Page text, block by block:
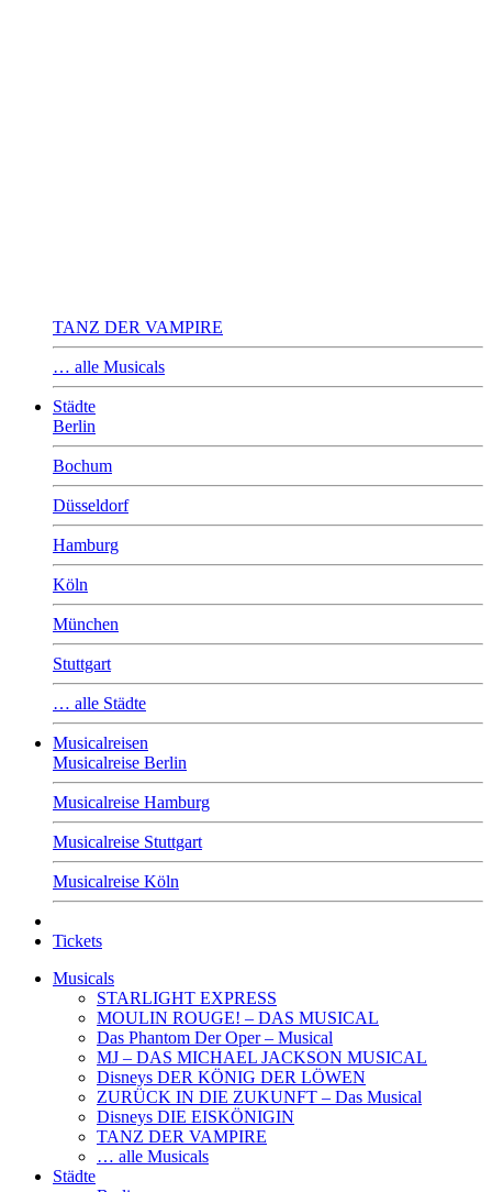
TANZ DER VAMPIRE
… alle Musicals
Städte
Berlin
Bochum
Düsseldorf
Hamburg
Köln
München
Stuttgart
… alle Städte
Musicalreisen
Musicalreise Berlin
Musicalreise Hamburg
Musicalreise Stuttgart
Musicalreise Köln
Tickets
Musicals
STARLIGHT EXPRESS
MOULIN ROUGE! – DAS MUSICAL
Das Phantom Der Oper – Musical
MJ – DAS MICHAEL JACKSON MUSICAL
Disneys DER KÖNIG DER LÖWEN
ZURÜCK IN DIE ZUKUNFT – Das Musical
Disneys DIE EISKÖNIGIN
TANZ DER VAMPIRE
… alle Musicals
Städte